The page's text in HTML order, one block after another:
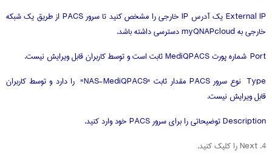
External IP یک آدرس IP خارجی را مشخص کنید تا سرور PACS از طریق یک شبکه
خارجی به myQNAPcloud دسترسی داشته باشد.
Port شماره پورت MediQPACS ثابت است و توسط کاربران قابل ویرایش نیست.
Type نوع سرور PACS مقدار ثابت "NAS-MediQPACS" را دارد و توسط کاربران
قابل ویرایش نیست.
Description توضیحاتی را برای سرور PACS خود وارد کنید.
4. Next را کلیک کنید.